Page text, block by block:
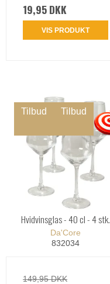
19,95 DKK
VIS PRODUKT
Tilbud Tilbud
Hvidvinsglas - 40 cl - 4 stk.
Da'Core
832034
149,95 DKK